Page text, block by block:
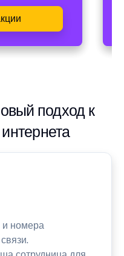
подход к
и номера